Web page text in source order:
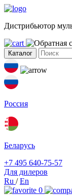
Дистрибьютор
Каталог
Россия
Беларусь
+7 495 640-75-57
Для дилеров
Ru /En
0